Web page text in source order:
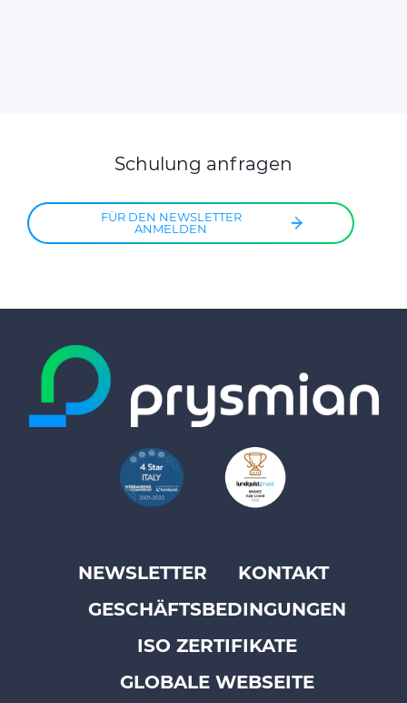
Schulung anfragen
FÜR DEN NEWSLETTER
ANMELDEN
FooterNEWSLETTER
KONTAKT
GESCHÄFTSBEDINGUNGEN
ISO ZERTIFIKATE
GLOBALE WEBSEITE